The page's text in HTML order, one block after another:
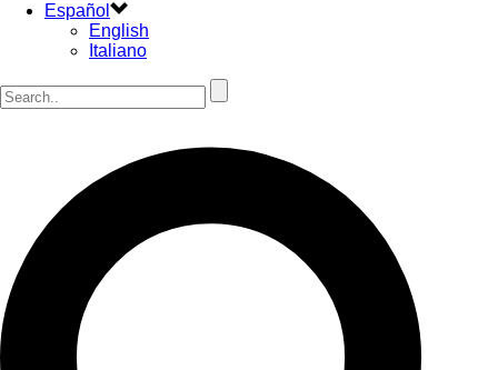
Español
English
Italiano